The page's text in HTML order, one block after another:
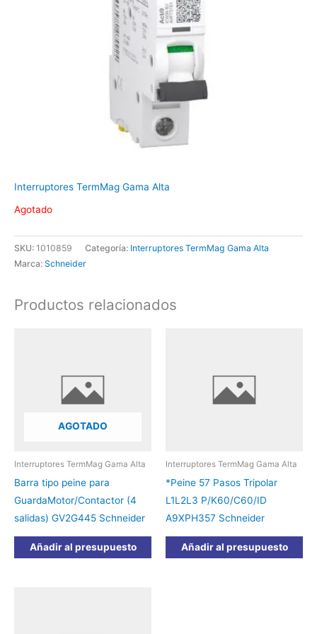
Interruptores TermMag Gama Alta
Agotado
SKU: 1010859 Categoría: Interruptores TermMag Gama Alta
Marca: Schneider
Productos relacionados
AGOTADO
Interruptores TermMag Gama Alta
Barra tipo peine para
GuardaMotor/Contactor (4
salidas) GV2G445 Schneider
Añadir al presupuesto
Interruptores TermMag Gama Alta
*Peine 57 Pasos Tripolar
L1L2L3 P/K60/C60/ID
A9XPH357 Schneider
Añadir al presupuesto